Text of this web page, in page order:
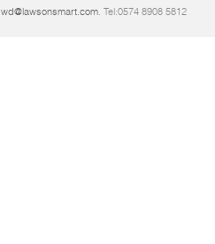
wd@lawsonsmart.com. Tel:0574 8908 5812